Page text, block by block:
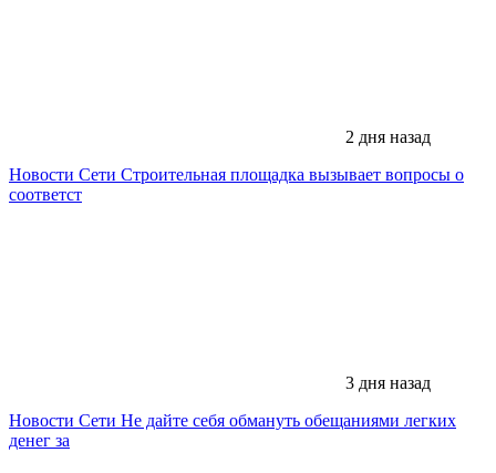
2 дня назад
Новости Сети Строительная площадка вызывает вопросы о
соответст
3 дня назад
Новости Сети Не дайте себя обмануть обещаниями легких
денег за